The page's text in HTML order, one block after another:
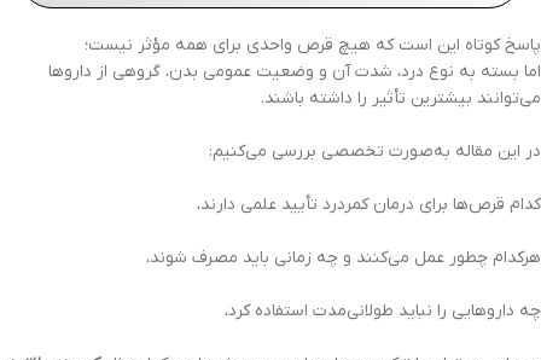
پاسخ کوتاه این است که هیچ قرص واحدی برای همه مؤثر نیست؛
اما بسته به نوع درد، شدت آن و وضعیت عمومی بدن، گروهی از داروها
می‌توانند بیشترین تأثیر را داشته باشند.
در این مقاله به‌صورت تخصصی بررسی می‌کنیم:
کدام قرص‌ها برای درمان کمردرد تأیید علمی دارند،
هرکدام چطور عمل می‌کنند و چه زمانی باید مصرف شوند،
چه داروهایی را نباید طولانی‌مدت استفاده کرد،